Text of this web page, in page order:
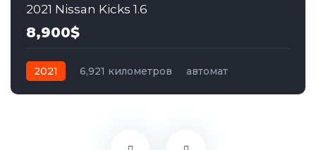
2021 Nissan Kicks 1.6
8,900$
2021 6,921 километров
автомат